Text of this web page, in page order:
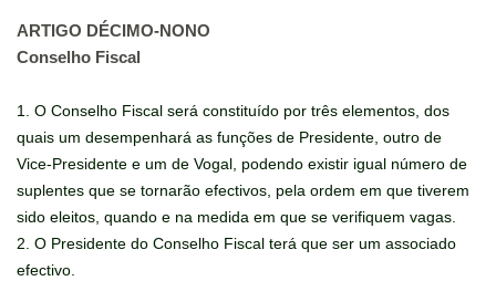
ARTIGO DÉCIMO-NONO
Conselho Fiscal
1. O Conselho Fiscal será constituído por três elementos, dos
quais um desempenhará as funções de Presidente, outro de
Vice-Presidente e um de Vogal, podendo existir igual número de
suplentes que se tornarão efectivos, pela ordem em que tiverem
sido eleitos, quando e na medida em que se verifiquem vagas.
2. O Presidente do Conselho Fiscal terá que ser um associado
efectivo.